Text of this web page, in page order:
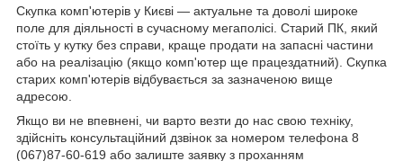
Скупка комп'ютерів у Києві — актуальне та доволі широке
поле для діяльності в сучасному мегаполісі. Старий ПК, який
стоїть у кутку без справи, краще продати на запасні частини
або на реалізацію (якщо комп'ютер ще працездатний). Скупка
старих комп'ютерів відбувається за зазначеною вище
адресою.
Якщо ви не впевнені, чи варто везти до нас свою техніку,
здійсніть консультаційний дзвінок за номером телефона 8
(067)87-60-619 або залиште заявку з проханням